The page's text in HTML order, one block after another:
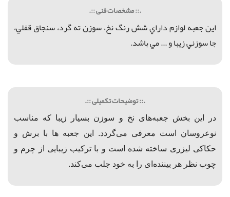
.:: مشخصات فنی ::.
اين جعبه لوازم داراي شش رنگ نخ، سوزن ته گرد، سنجاق قفلي،
جا سوزني زيبا و ... مي باشد.
.:: توضیحات تکمیلی ::.
در این بخش جعبه‌های نخ و سوزن بسیار زیبا که مناسب
نوعروسان است معرفی می‌گردد. این جعبه ها با برش و
حکاکی لیزری ساخته شده است و با ترکیب زیبایی از چرم و
چوب نظر هر بیننده‌ای را به خود جلب می‌کند.